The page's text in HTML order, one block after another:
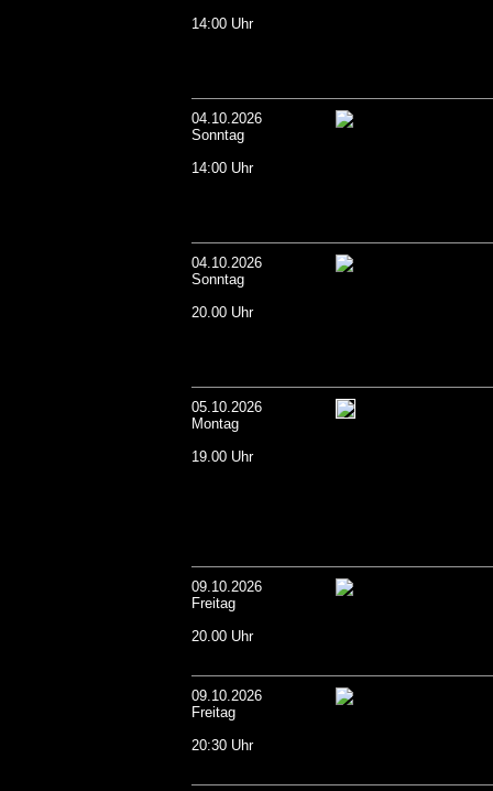
14:00 Uhr
04.10.2026
Sonntag
14:00 Uhr
04.10.2026
Sonntag
20.00 Uhr
05.10.2026
Montag
19.00 Uhr
09.10.2026
Freitag
20.00 Uhr
09.10.2026
Freitag
20:30 Uhr